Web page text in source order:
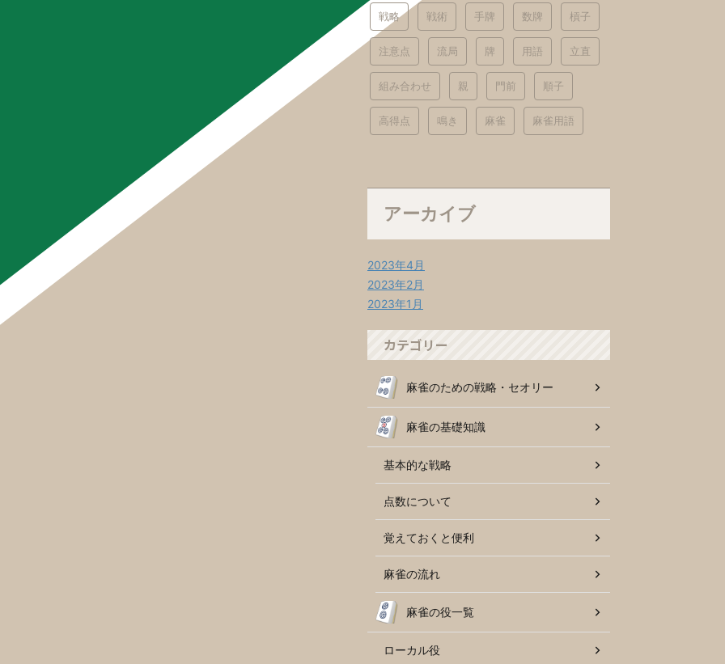
戦略 戦術 手牌 数牌 槓子
注意点 流局 牌 用語 立直
組み合わせ 親 門前 順子
高得点 鳴き 麻雀 麻雀用語
アーカイブ
2023年4月
2023年2月
2023年1月
カテゴリー
麻雀のための戦略・セオリー
麻雀の基礎知識
基本的な戦略
点数について
覚えておくと便利
麻雀の流れ
麻雀の役一覧
ローカル役